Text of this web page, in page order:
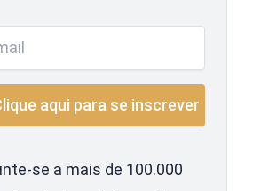
se a mais de 100.000